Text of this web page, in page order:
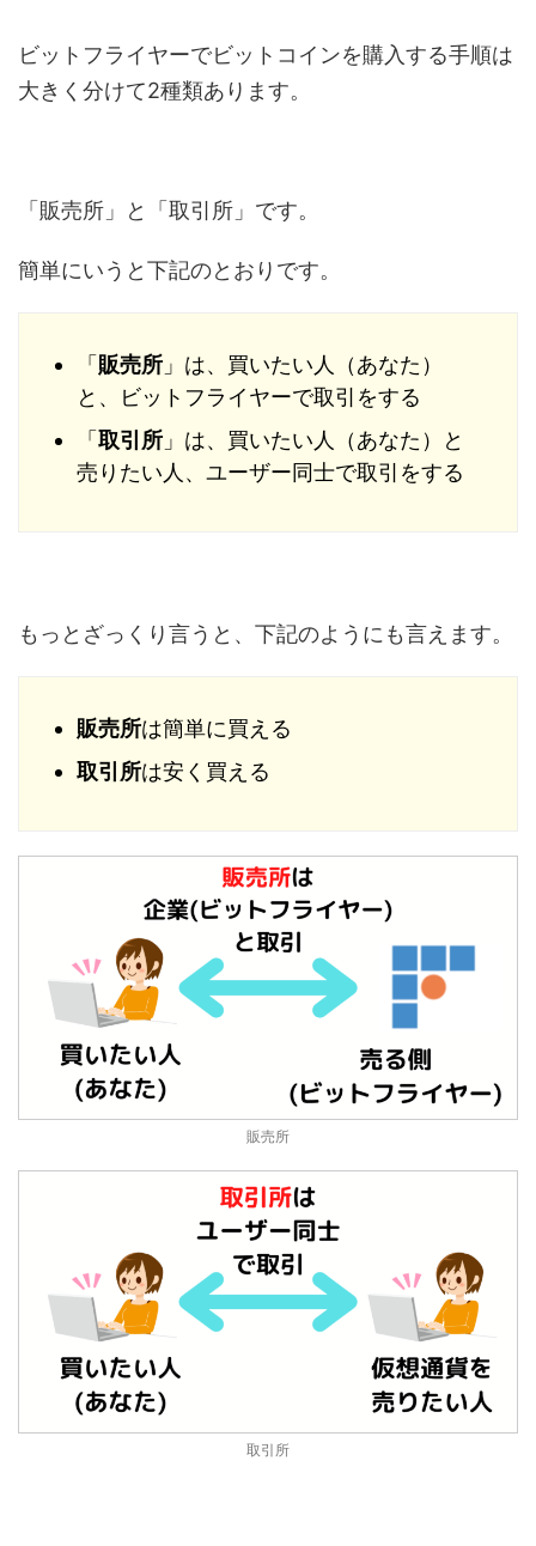
ビットフライヤーでビットコインを購入する手順は
大きく分けて2種類あります。
「販売所」と「取引所」です。
簡単にいうと下記のとおりです。
「販売所 」は、買いたい人（あなた）
と、ビットフライヤーで取引をする
「取引所 」は、買いたい人（あなた）と
売りたい人、ユーザー同士で取引をする
もっとざっくり言うと、下記のようにも言えます。
販売所は簡単に買える
取引所は安く買える
販売所
取引所